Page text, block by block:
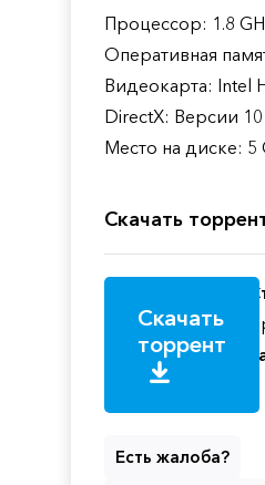
Процессор: 1.8
Оперативная
Видеокарта: Intel
DirectX: Версии 10
Место на диске: 5
Скачать
Скачать
торрент
Есть жалоба?